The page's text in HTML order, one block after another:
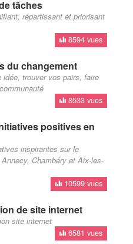
tâches
répartissant et priorisant
8594 vues
du changement
idée, trouver vos pairs, faire
8533 vues
positives en
inspirantes sur le
Chambéry et Aix-les-
10599 vues
de site internet
site internet
6581 vues